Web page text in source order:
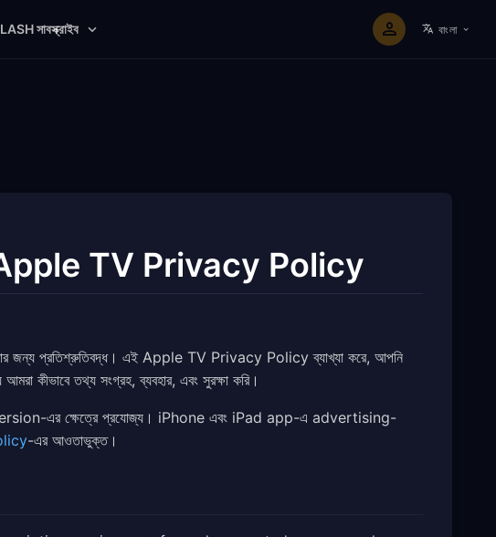
সাবস্ক্রাইব বাংলা
TV Privacy Policy
প্রতিশ্রুতিবদ্ধ। এই Apple TV Privacy Policy ব্যাখ্যা করে, আপনি
তথ্য সংগ্রহ, ব্যবহার, এবং সুরক্ষা করি।
এর ক্ষেত্রে প্রযোজ্য। iPhone এবং iPad app-এ advertising-
-এর আওতাভুক্ত।